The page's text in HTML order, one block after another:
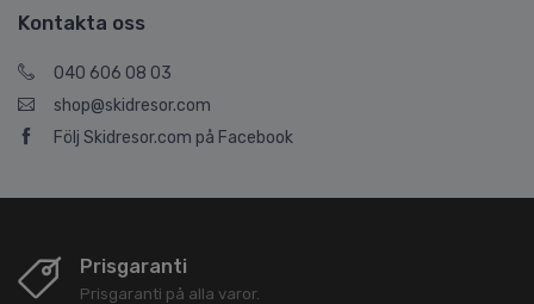
Kontakta oss
040 606 08 03
shop@skidresor.com
Följ Skidresor.com på Facebook
Prisgaranti
Prisgaranti på alla varor.